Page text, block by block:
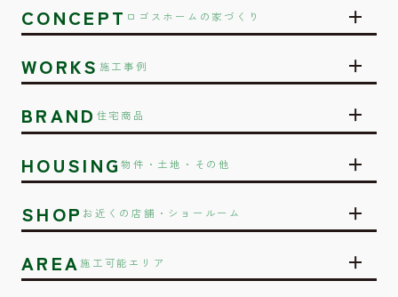
CONCEPT ロゴスホームの家づくり
WORKS 施工事例
BRAND 住宅商品
HOUSING物件・土地・その他
SHOP お近くの店舗・ショールーム
AREA施工可能エリア